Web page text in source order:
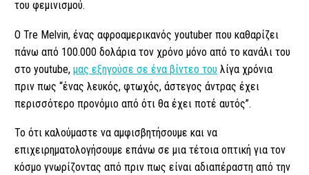
του φεμινισμού.
O Tre Melvin, ένας αφροαμερικανός youtuber που καθαρίζει
πάνω από 100.000 δολάρια τον χρόνο μόνο από το κανάλι του
στο youtube, μας εξηγούσε σε ένα βίντεο του λίγα χρόνια
πριν πως “ένας λευκός, φτωχός, άστεγος άντρας έχει
περισσότερο προνόμιο από ότι θα έχει ποτέ αυτός”.
Το ότι καλούμαστε να αμφισβητήσουμε και να
επιχειρηματολογήσουμε επάνω σε μια τέτοια οπτική για τον
κόσμο γνωρίζοντας από πριν πως είναι αδιαπέραστη από την